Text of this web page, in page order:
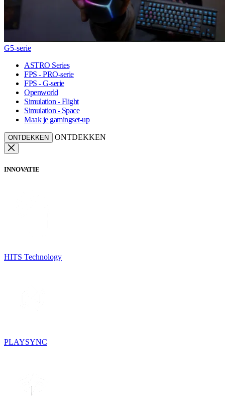
G5-serie
ASTRO Series
FPS - PRO-serie
FPS - G-serie
Openworld
Simulation - Flight
Simulation - Space
Maak je gamingset-up
ONTDEKKEN ONTDEKKEN
INNOVATIE
HITS Technology
PLAYSYNC